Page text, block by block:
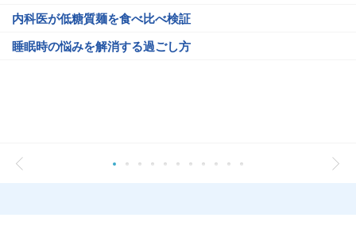
内科医が低糖質麺を食べ比べ検証
睡眠時の悩みを解消する過ごし方